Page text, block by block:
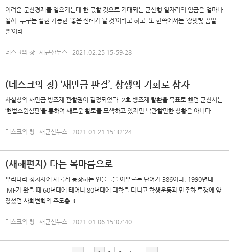
어려운 군산경제를 일으키는데 한 몫할 것으로 기대되는 군산형 일자리의 임금은 얼마나
될까. 누구는 실현 가능한 ‘좋은 선례가 될 것’이라고 하고, 또 한쪽에서는 ‘장밋빛 꿈일
뿐’이라
데스크의 창 | 새군산뉴스 | 2021.02.25 15:59:28
(데스크의 창) ‘새만금 판결’, 상생의 기회로 삼자
사실상의 새만금 방조제 관할권이 결정되었다. 2호 방조제 탈환을 목표로 했던 군산시는
‘헌법소원심판’을 통하여 새로운 활로를 모색하고 있지만 낙관할만한 상황은 아니다.
데스크의 창 | 새군산뉴스 | 2021.01.21 15:32:24
(새해편지) 타는 목마름으로
우리나라 정치사에 새롭게 등장하는 인물들을 아우르는 단어가 386이다. 1990년대
IMF가 왔을 때 60년대에 태어나 80년대에 대학을 다니고 학생운동과 민주화 투쟁에 앞
장섰던 사회변혁의 주도층 3
데스크의 창 | 새군산뉴스 | 2021.01.06 15:07:40